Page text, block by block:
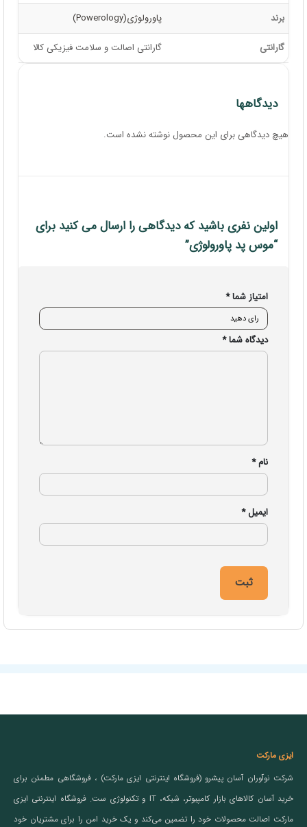
برند پاورولوژی(Powerology)
گارانتی گارانتی اصالت و سلامت فیزیکی کالا
دیدگاهها
هیچ دیدگاهی برای این محصول نوشته نشده است.
اولین نفری باشید که دیدگاهی را ارسال می کنید برای
“موس پد پاورولوژی”
امتیاز شما*
دیدگاه شما*
نام*
ایمیل*
ایزی مارکت
شرکت نوآوران آسان پیشرو (فروشگاه اینترنتی ایزی مارکت) ، فروشگاهی مطمئن برای
خرید آسان کالاهای بازار کامپیوتر، شبکه، IT و تکنولوژی ست. فروشگاه اینترنتی ایزی
مارکت اصالت محصولات خود را تضمین می‌کند و یک خرید امن را برای مشتریان خود